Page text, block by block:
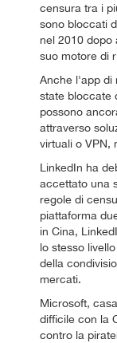
censura tra i
sono bloccati
nel 2010 dopo
suo motore di
Anche l'app di
state bloccate
possono
attraverso
virtuali o VPN,
LinkedIn ha
accettato una
regole di
piattaforma
in Cina,
lo stesso
della
mercati.
Microsoft,
difficile con la
contro la